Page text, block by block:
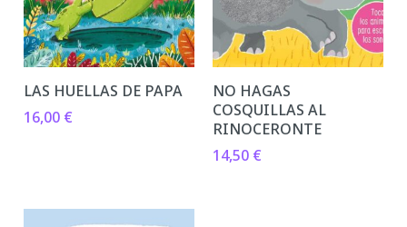
LAS HUELLAS DE PAPA
16,00 €
NO HAGAS
COSQUILLAS AL
RINOCERONTE
14,50 €